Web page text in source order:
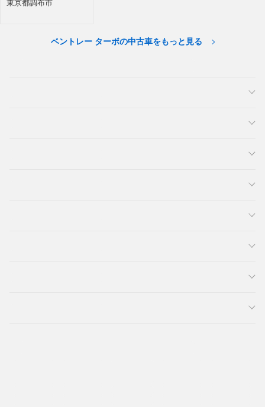
東京都調布市
ベントレー ターボの中古車をもっと見る